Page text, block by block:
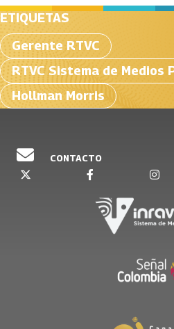
ETIQUETAS
Gerente RTVC
RTVC Sistema de Medios
Hollman Morris
CONTACTO